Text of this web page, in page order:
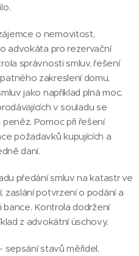
o nemovitost,
advokáta pro rezervační
správnosti smluv, řešení
zakreslení domu,
jako například plná moc.
v souladu se
Pomoc při řešení
požadavků kupujících a
daní.
předání smluv na katastr ve
zaslání potvrzení o podání a
bance. Kontrola dodržení
z advokátní úschovy.
sepsání stavů měřidel,